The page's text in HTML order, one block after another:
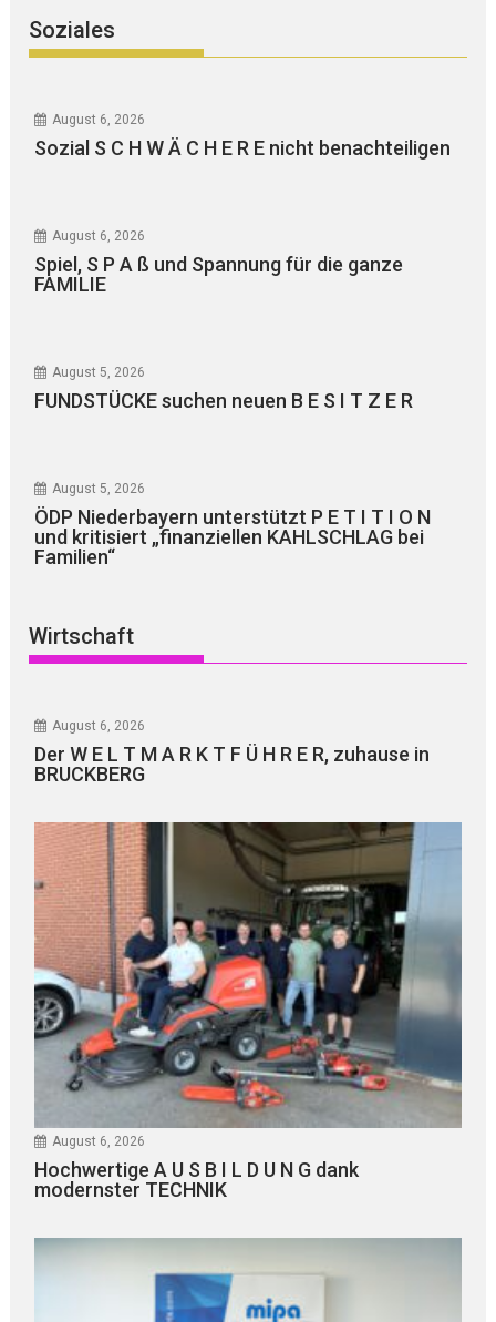
Soziales
August 6, 2026
Sozial S C H W Ä C H E R E nicht benachteiligen
August 6, 2026
Spiel, S P A ß und Spannung für die ganze
FAMILIE
August 5, 2026
FUNDSTÜCKE suchen neuen B E S I T Z E R
August 5, 2026
ÖDP Niederbayern unterstützt P E T I T I O N
und kritisiert „finanziellen KAHLSCHLAG bei
Familien“
Wirtschaft
August 6, 2026
Der W E L T M A R K T F Ü H R E R, zuhause in
BRUCKBERG
August 6, 2026
Hochwertige A U S B I L D U N G dank
modernster TECHNIK